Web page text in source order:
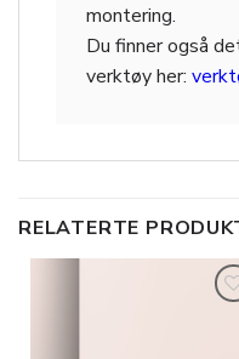
montering.
Du finner også
verktøy her:
RELATERTE